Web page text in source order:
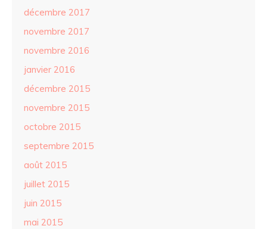
décembre 2017
novembre 2017
novembre 2016
janvier 2016
décembre 2015
novembre 2015
octobre 2015
septembre 2015
août 2015
juillet 2015
juin 2015
mai 2015